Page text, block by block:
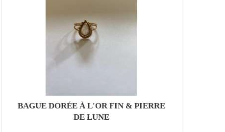
BAGUE DORÉE À L'OR FIN & PIERRE
DE LUNE